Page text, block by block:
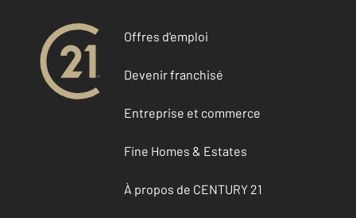
Offres d'emploi
Devenir franchisé
Entreprise et commerce
Fine Homes & Estates
À propos de CENTURY 21